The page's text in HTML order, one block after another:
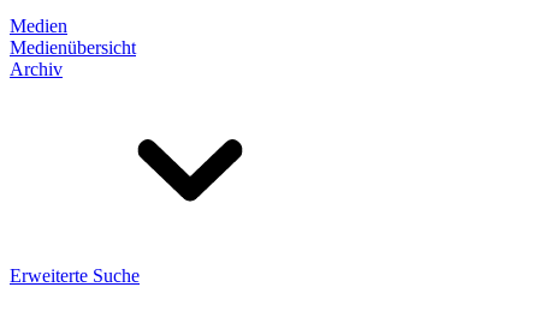
Medien
Medienübersicht
Archiv
Erweiterte Suche